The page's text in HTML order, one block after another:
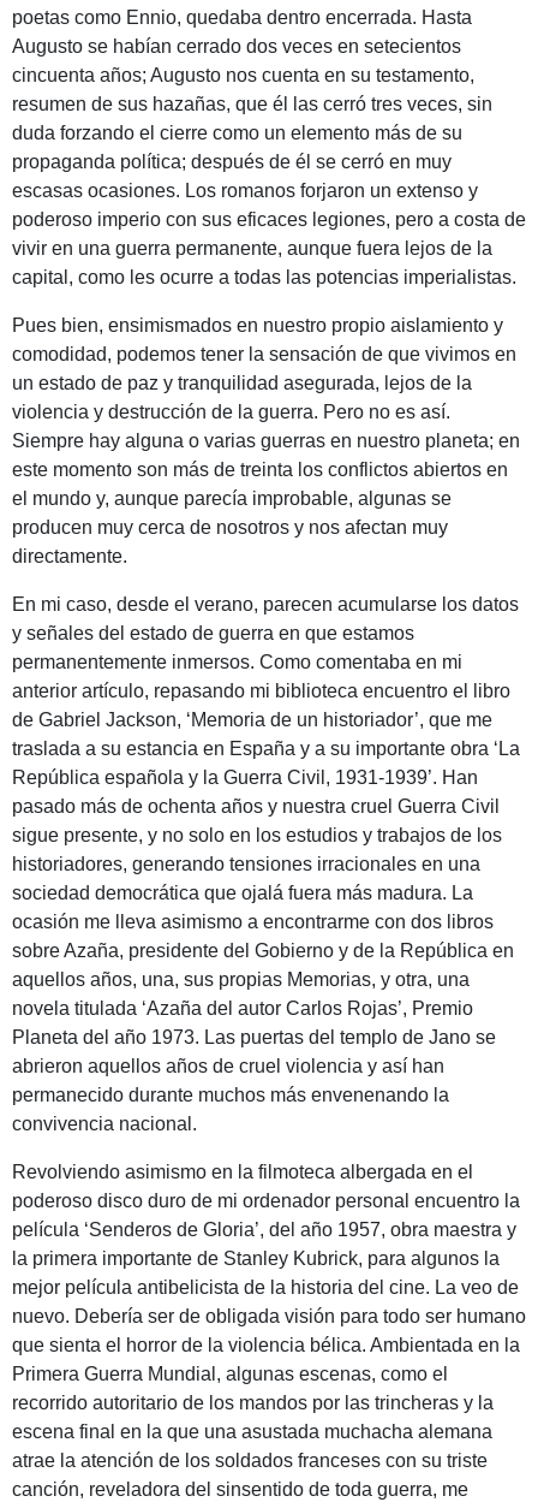
poetas como Ennio, quedaba dentro encerrada. Hasta
Augusto se habían cerrado dos veces en setecientos
cincuenta años; Augusto nos cuenta en su testamento,
resumen de sus hazañas, que él las cerró tres veces, sin
duda forzando el cierre como un elemento más de su
propaganda política; después de él se cerró en muy
escasas ocasiones. Los romanos forjaron un extenso y
poderoso imperio con sus eficaces legiones, pero a costa de
vivir en una guerra permanente, aunque fuera lejos de la
capital, como les ocurre a todas las potencias imperialistas.
Pues bien, ensimismados en nuestro propio aislamiento y
comodidad, podemos tener la sensación de que vivimos en
un estado de paz y tranquilidad asegurada, lejos de la
violencia y destrucción de la guerra. Pero no es así.
Siempre hay alguna o varias guerras en nuestro planeta; en
este momento son más de treinta los conflictos abiertos en
el mundo y, aunque parecía improbable, algunas se
producen muy cerca de nosotros y nos afectan muy
directamente.
En mi caso, desde el verano, parecen acumularse los datos
y señales del estado de guerra en que estamos
permanentemente inmersos. Como comentaba en mi
anterior artículo, repasando mi biblioteca encuentro el libro
de Gabriel Jackson, ‘Memoria de un historiador’, que me
traslada a su estancia en España y a su importante obra ‘La
República española y la Guerra Civil, 1931-1939’. Han
pasado más de ochenta años y nuestra cruel Guerra Civil
sigue presente, y no solo en los estudios y trabajos de los
historiadores, generando tensiones irracionales en una
sociedad democrática que ojalá fuera más madura. La
ocasión me lleva asimismo a encontrarme con dos libros
sobre Azaña, presidente del Gobierno y de la República en
aquellos años, una, sus propias Memorias, y otra, una
novela titulada ‘Azaña del autor Carlos Rojas’, Premio
Planeta del año 1973. Las puertas del templo de Jano se
abrieron aquellos años de cruel violencia y así han
permanecido durante muchos más envenenando la
convivencia nacional.
Revolviendo asimismo en la filmoteca albergada en el
poderoso disco duro de mi ordenador personal encuentro la
película ‘Senderos de Gloria’, del año 1957, obra maestra y
la primera importante de Stanley Kubrick, para algunos la
mejor película antibelicista de la historia del cine. La veo de
nuevo. Debería ser de obligada visión para todo ser humano
que sienta el horror de la violencia bélica. Ambientada en la
Primera Guerra Mundial, algunas escenas, como el
recorrido autoritario de los mandos por las trincheras y la
escena final en la que una asustada muchacha alemana
atrae la atención de los soldados franceses con su triste
canción, reveladora del sinsentido de toda guerra, me